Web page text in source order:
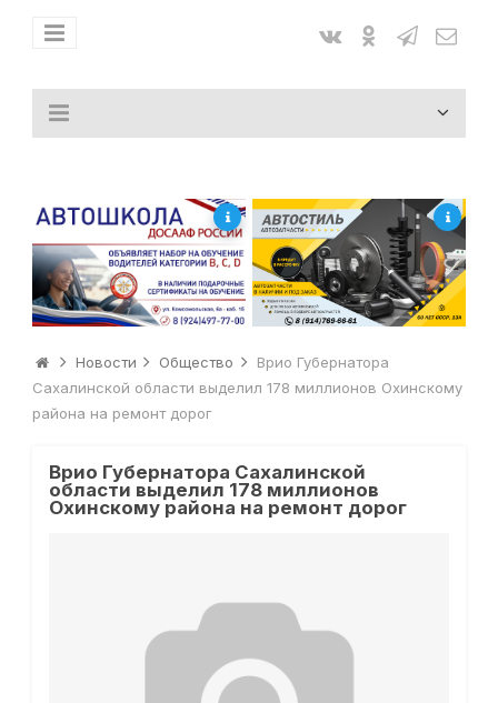
Новости Общество
Врио Губернатора
Сахалинской области выделил 178 миллионов Охинскому
района на ремонт дорог
Врио Губернатора Сахалинской
области выделил 178 миллионов
Охинскому района на ремонт дорог